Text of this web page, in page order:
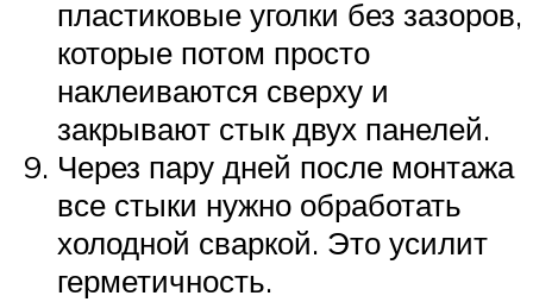
пластиковые уголки без зазоров,
которые потом просто
наклеиваются сверху и
закрывают стык двух панелей.
Через пару дней после монтажа
все стыки нужно обработать
холодной сваркой. Это усилит
герметичность.